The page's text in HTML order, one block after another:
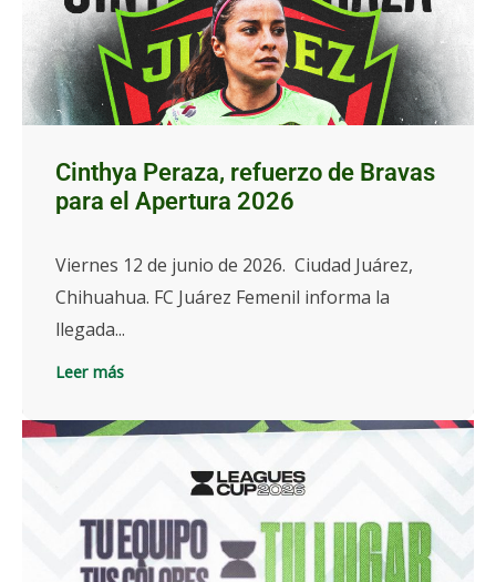
Cinthya Peraza, refuerzo de Bravas
para el Apertura 2026
Viernes 12 de junio de 2026. Ciudad Juárez,
Chihuahua. FC Juárez Femenil informa la
llegada...
Leer más